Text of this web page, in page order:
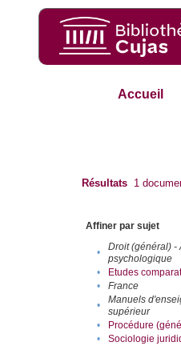
Accueil
Résultats 1
Affiner par sujet
•
Droit (général) -
psychologique
• Etudes
•
France
•
Manuels
supérieur
• Procédure
•
Sociologie